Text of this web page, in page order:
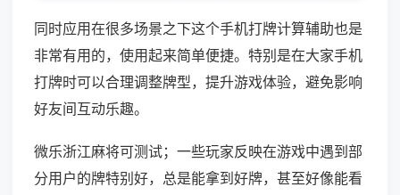
同时应用在很多场景之下这个手机打牌计算辅助也是
非常有用的，使用起来简单便捷。特别是在大家手机
打牌时可以合理调整牌型，提升游戏体验，避免影响
好友间互动乐趣。
微乐浙江麻将可测试；一些玩家反映在游戏中遇到部
分用户的牌特别好，总是能拿到好牌，甚至好像能看